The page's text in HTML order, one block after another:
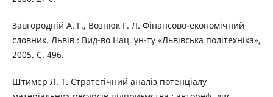
Завгородній А. Г., Вознюк Г. Л. Фінансово-економічний
словник. Львів : Вид-во Нац. ун-ту «Львівська політехніка»,
2005. С. 496.
Штимер Л. Т. Стратегічний аналіз потенціалу